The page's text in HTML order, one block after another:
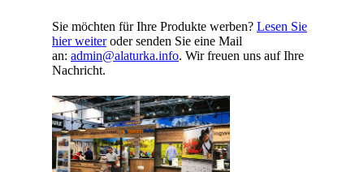
Sie möchten für Ihre Produkte werben? Lesen Sie
hier weiteroder senden Sie eine Mail
an: admin@alaturka.info. Wir freuen uns auf Ihre
Nachricht.